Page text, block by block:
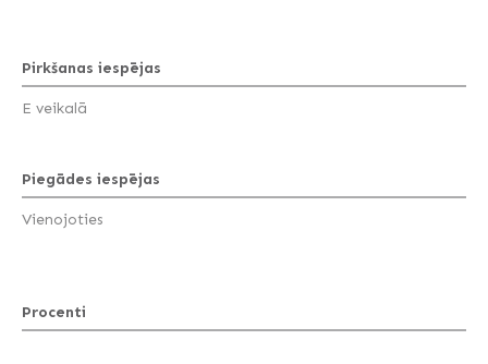
Pirkšanas iespējas
E veikalā
Piegādes iespējas
Vienojoties
Procenti